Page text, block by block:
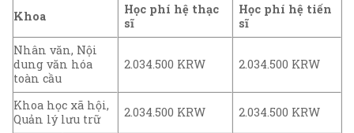
Khoa
Học phí hệ thạc
sĩ
Học phí hệ tiến
sĩ
Nhân văn, Nội
dung văn hóa
toàn cầu
2.034.500 KRW 2.034.500 KRW
Khoa học xã hội,
Quản lý lưu trữ
2.034.500 KRW 2.034.500 KRW